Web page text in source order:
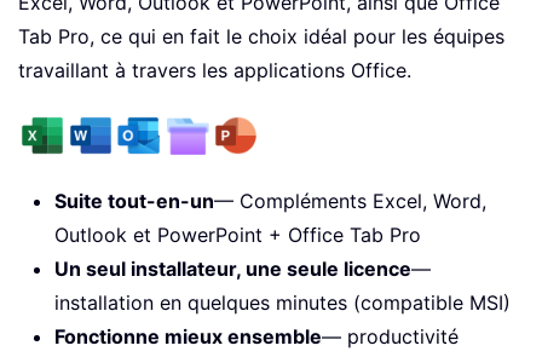
Tab Pro, ce qui en fait le choix idéal pour les équipes
travaillant à travers les applications Office.
Suite tout-en-un— Compléments Excel, Word,
Outlook et PowerPoint + Office Tab Pro
Un seul installateur, une seule licence—
installation en quelques minutes (compatible MSI)
Fonctionne mieux ensemble— productivité